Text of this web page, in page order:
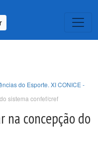
do Esporte. XI CONICE -
sistema confef/cref
na concepção do